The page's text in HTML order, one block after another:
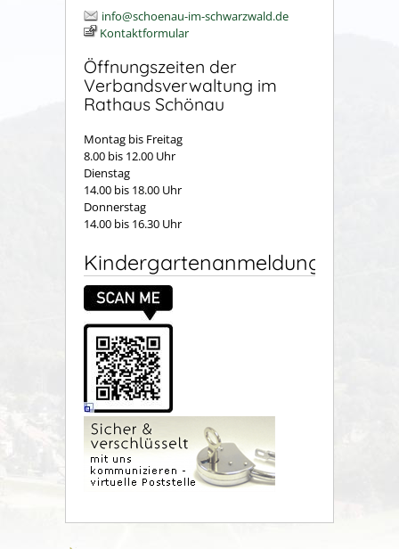
info@schoenau-im-schwarzwald.de
Kontaktformular
Öffnungszeiten der
Verbandsverwaltung im
Rathaus Schönau
Montag bis Freitag
8.00 bis 12.00 Uhr
Dienstag
14.00 bis 18.00 Uhr
Donnerstag
14.00 bis 16.30 Uhr
Kindergartenanmeldung